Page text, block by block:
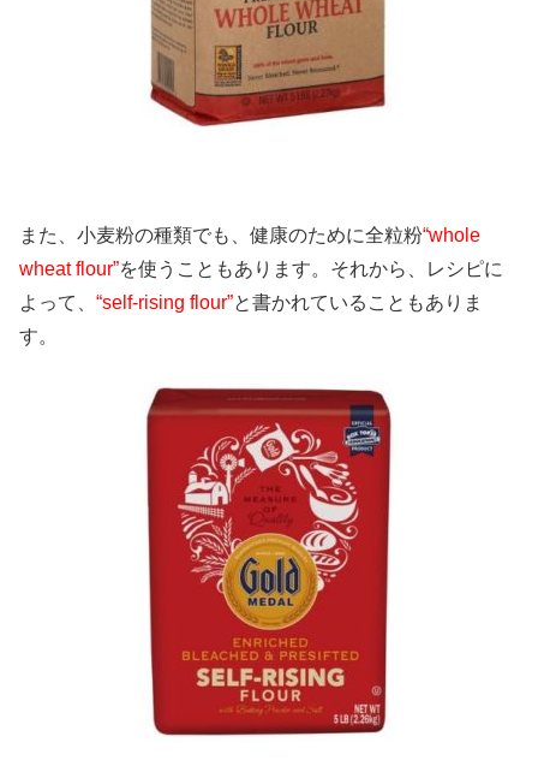
また、小麦粉の種類でも、健康のために全粒粉“whole
wheat flour”を使うこともあります。それから、レシピに
よって、 “self-rising flour”と書かれていることもありま
す。